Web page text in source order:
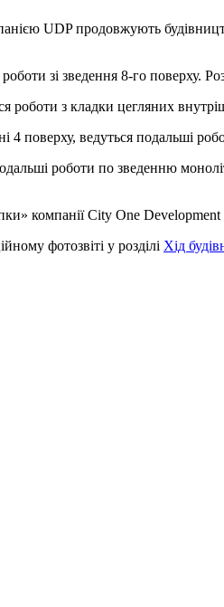
UDP продовжують
зі зведення 8-го поверху.
з кладки цегляних
поверху, ведуться подальші
роботи по зведенню
компанії City One
фотозвіті у розділі Хід